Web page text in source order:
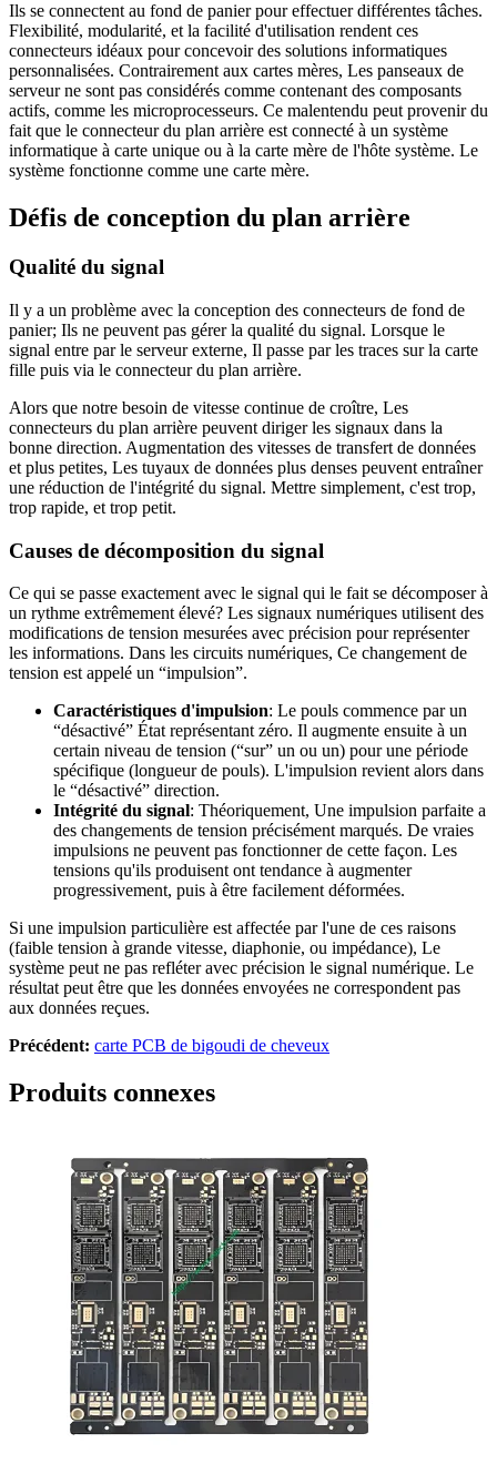
Ils se connectent au fond de panier pour effectuer différentes tâches.
Flexibilité, modularité, et la facilité d'utilisation rendent ces
connecteurs idéaux pour concevoir des solutions informatiques
personnalisées. Contrairement aux cartes mères, Les panseaux de
serveur ne sont pas considérés comme contenant des composants
actifs, comme les microprocesseurs. Ce malentendu peut provenir du
fait que le connecteur du plan arrière est connecté à un système
informatique à carte unique ou à la carte mère de l'hôte système. Le
système fonctionne comme une carte mère.
Défis de conception du plan arrière
Qualité du signal
Il y a un problème avec la conception des connecteurs de fond de
panier; Ils ne peuvent pas gérer la qualité du signal. Lorsque le
signal entre par le serveur externe, Il passe par les traces sur la carte
fille puis via le connecteur du plan arrière.
Alors que notre besoin de vitesse continue de croître, Les
connecteurs du plan arrière peuvent diriger les signaux dans la
bonne direction. Augmentation des vitesses de transfert de données
et plus petites, Les tuyaux de données plus denses peuvent entraîner
une réduction de l'intégrité du signal. Mettre simplement, c'est trop,
trop rapide, et trop petit.
Causes de décomposition du signal
Ce qui se passe exactement avec le signal qui le fait se décomposer à
un rythme extrêmement élevé? Les signaux numériques utilisent des
modifications de tension mesurées avec précision pour représenter
les informations. Dans les circuits numériques, Ce changement de
tension est appelé un “impulsion”.
Caractéristiques d'impulsion: Le pouls commence par un
“désactivé” État représentant zéro. Il augmente ensuite à un
certain niveau de tension (“sur” un ou un) pour une période
spécifique (longueur de pouls). L'impulsion revient alors dans
le “désactivé” direction.
Intégrité du signal: Théoriquement, Une impulsion parfaite a
des changements de tension précisément marqués. De vraies
impulsions ne peuvent pas fonctionner de cette façon. Les
tensions qu'ils produisent ont tendance à augmenter
progressivement, puis à être facilement déformées.
Si une impulsion particulière est affectée par l'une de ces raisons
(faible tension à grande vitesse, diaphonie, ou impédance), Le
système peut ne pas refléter avec précision le signal numérique. Le
résultat peut être que les données envoyées ne correspondent pas
aux données reçues.
Précédent: carte PCB de bigoudi de cheveux
Produits connexes